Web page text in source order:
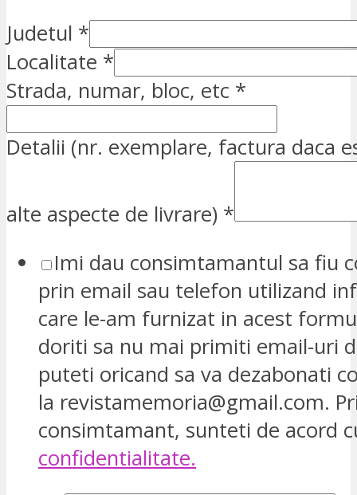
Judetul *
Localitate *
Strada, numar, bloc, etc *
Detalii (nr. exemplare, factura daca
alte aspecte de livrare) *
Imi dau consimtamantul sa fiu
prin email sau telefon utilizand
care le-am furnizat in acest
doriti sa nu mai primiti email-uri
puteti oricand sa va dezabonati
la revistamemoria@gmail.com.
consimtamant, sunteti de acord
confidentialitate.